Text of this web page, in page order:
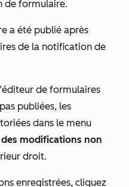
de formulaire.
a été publié après
de la notification de
de formulaires
publiées, les
dans le menu
modifications non
droit.
enregistrées, cliquez